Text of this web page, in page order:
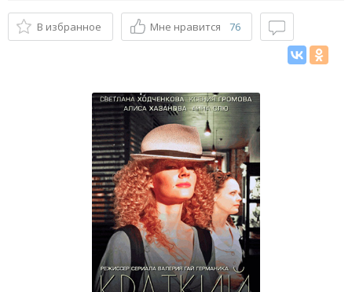
В избранное Мне нравится 76